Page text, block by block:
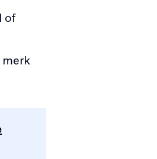
of
merk